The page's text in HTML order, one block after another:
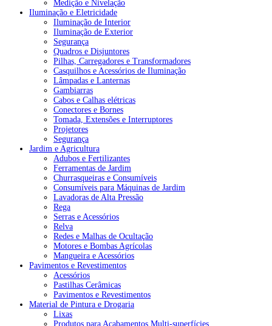
Medição e Nivelação
Iluminação e Eletricidade
Iluminação de Interior
Iluminação de Exterior
Segurança
Quadros e Disjuntores
Pilhas, Carregadores e Transformadores
Casquilhos e Acessórios de Iluminação
Lâmpadas e Lanternas
Gambiarras
Cabos e Calhas elétricas
Conectores e Bornes
Tomada, Extensões e Interruptores
Projetores
Segurança
Jardim e Agricultura
Adubos e Fertilizantes
Ferramentas de Jardim
Churrasqueiras e Consumíveis
Consumíveis para Máquinas de Jardim
Lavadoras de Alta Pressão
Rega
Serras e Acessórios
Relva
Redes e Malhas de Ocultação
Motores e Bombas Agrícolas
Mangueira e Acessórios
Pavimentos e Revestimentos
Acessórios
Pastilhas Cerâmicas
Pavimentos e Revestimentos
Material de Pintura e Drogaria
Lixas
Produtos para Acabamentos Multi-superfícies